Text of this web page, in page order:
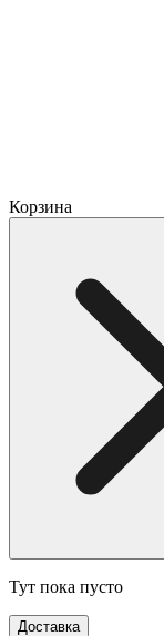
Корзина
Тут пока пусто
Доставка